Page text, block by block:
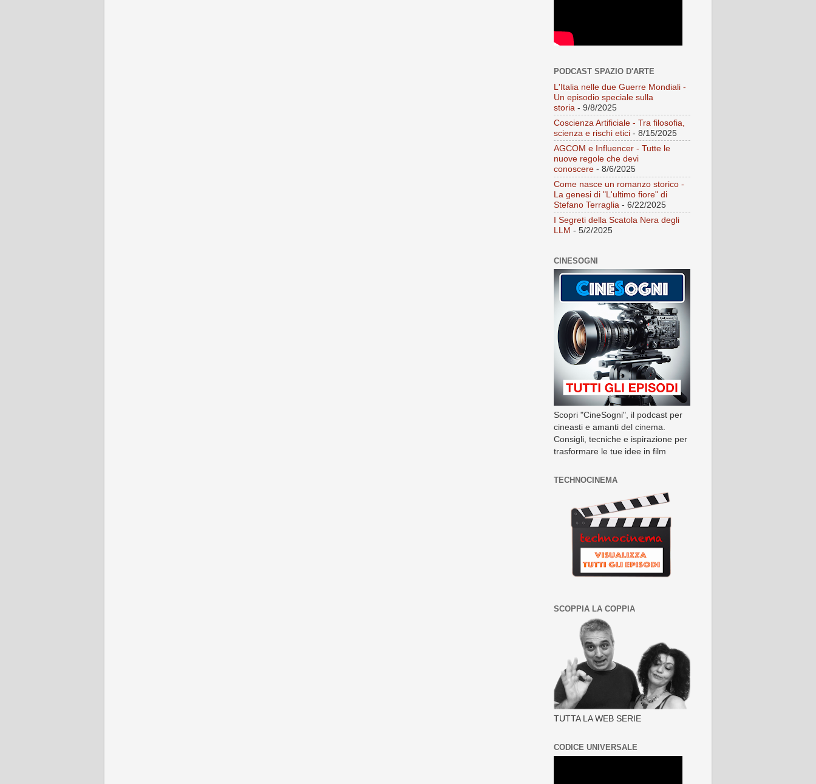
PODCAST SPAZIO D'ARTE
L'Italia nelle due Guerre Mondiali -
Un episodio speciale sulla
storia - 9/8/2025
Coscienza Artificiale - Tra filosofia,
scienza e rischi etici - 8/15/2025
AGCOM e Influencer - Tutte le
nuove regole che devi
conoscere - 8/6/2025
Come nasce un romanzo storico -
La genesi di "L'ultimo fiore" di
Stefano Terraglia - 6/22/2025
I Segreti della Scatola Nera degli
LLM - 5/2/2025
CINESOGNI
Scopri "CineSogni", il podcast per
cineasti e amanti del cinema.
Consigli, tecniche e ispirazione per
trasformare le tue idee in film
TECHNOCINEMA
SCOPPIA LA COPPIA
TUTTA LA WEB SERIE
CODICE UNIVERSALE